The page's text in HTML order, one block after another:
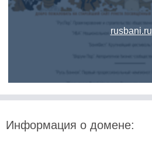
rusbani.ru
Информация о домене: